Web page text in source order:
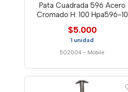
Pata Cuadrada 596 Acero
Cromado H: 100 Hpa596-10
$5.000
1 unidad
502004 - Mobile